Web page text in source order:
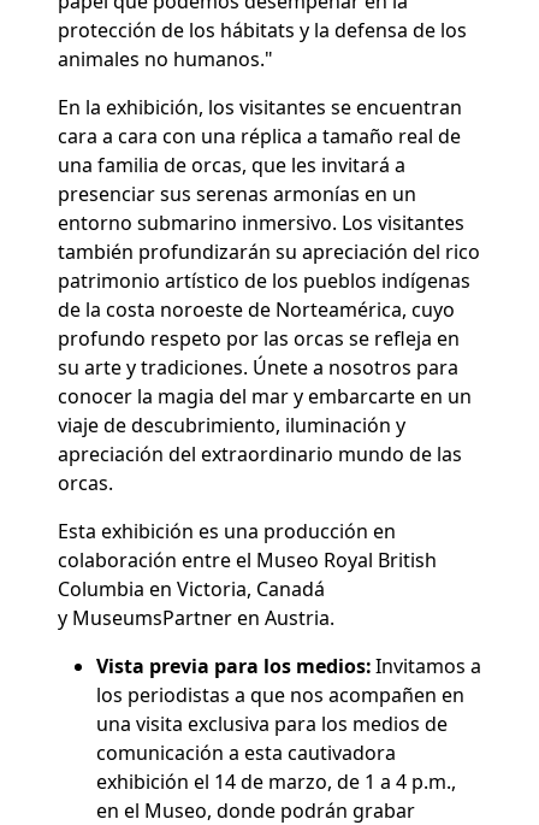
protección de los hábitats y la defensa de los
animales no humanos."
En la exhibición, los visitantes se encuentran
cara a cara con una réplica a tamaño real de
una familia de orcas, que les invitará a
presenciar sus serenas armonías en un
entorno submarino inmersivo. Los visitantes
también profundizarán su apreciación del rico
patrimonio artístico de los pueblos indígenas
de la costa noroeste de Norteamérica, cuyo
profundo respeto por las orcas se refleja en
su arte y tradiciones. Únete a nosotros para
conocer la magia del mar y embarcarte en un
viaje de descubrimiento, iluminación y
apreciación del extraordinario mundo de las
orcas.
Esta exhibición es una producción en
colaboración entre el Museo Royal British
Columbia en Victoria, Canadá
y MuseumsPartner en Austria.
Vista previa para los medios:Invitamos a
los periodistas a que nos acompañen en
una visita exclusiva para los medios de
comunicación a esta cautivadora
exhibición el 14 de marzo, de 1 a 4 p.m.,
en el Museo, donde podrán grabar